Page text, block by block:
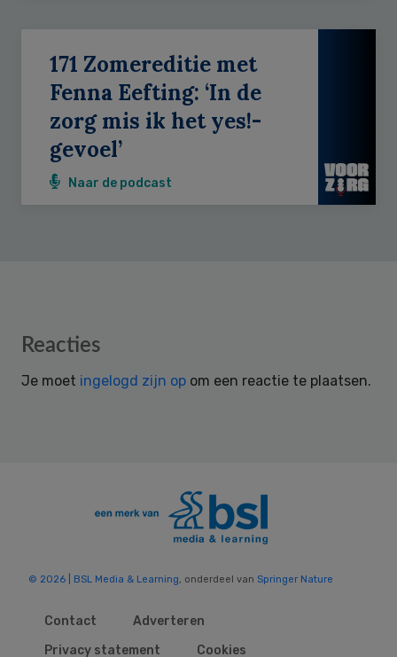
171 Zomereditie met
Fenna Eefting: ‘In de
zorg mis ik het yes!-
gevoel’
Naar de podcast
Reader
Reacties
Je moet ingelogd zijn op om een reactie te plaatsen.
© 2026 | BSL Media & Learning , onderdeel van Springer Nature
Contact
Adverteren
Privacy statement
Cookies